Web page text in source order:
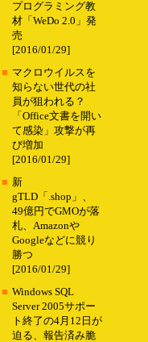
プログラミング教
材「WeDo 2.0」発
売
[2016/01/29]
■ マクロウイルスを
知らない世代の社
員が狙われる？
「Office文書を開い
て感染」攻撃が再
び増加
[2016/01/29]
■ 新
gTLD「.shop」、
49億円でGMOが落
札、Amazonや
Googleなどに競り
勝つ
[2016/01/29]
■ Windows SQL
Server 2005サポー
ト終了の4月12日が
迫る、報告済み脆